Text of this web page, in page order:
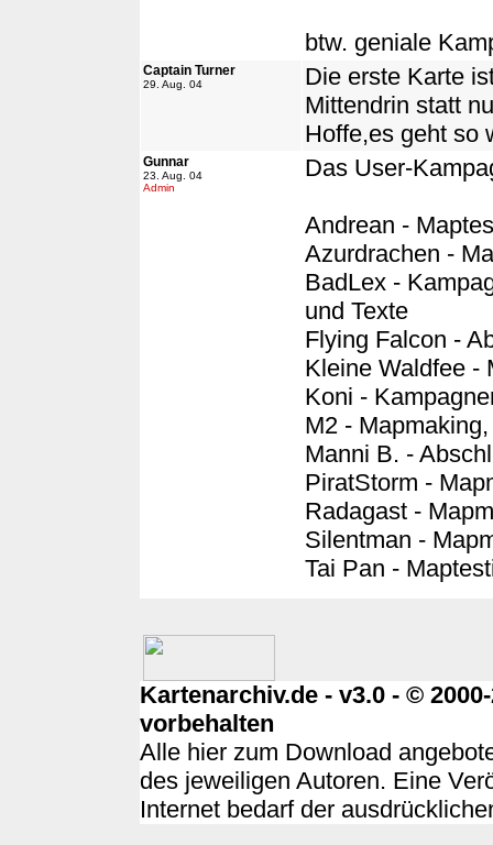
btw. geniale
Captain Turner
29. Aug. 04
Die erste Karte
Mittendrin statt
Hoffe,es geht so
Gunnar
23. Aug. 04
Admin
Das User-
Andrean -
Azurdrachen -
BadLex -
und Texte
Flying Falcon -
Kleine Waldfee -
Koni -
M2 -
Manni B. -
PiratStorm -
Radagast -
Silentman -
Tai Pan -
Kartenarchiv.de - v3.0 - ©
vorbehalten
Alle hier zum Download
des jeweiligen Autoren. Eine
Internet bedarf der